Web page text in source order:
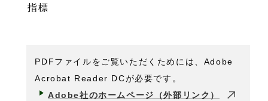
指標
PDFファイルをご覧いただくためには、Adobe
Acrobat Reader DCが必要です。
Adobe社のホームページ（外部リンク）